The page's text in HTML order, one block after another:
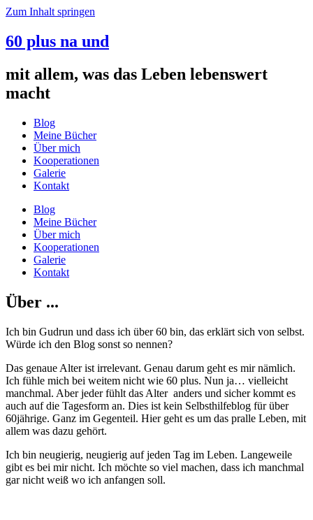
Zum Inhalt springen
60 plus na und
mit allem, was das Leben lebenswert
macht
Blog
Meine Bücher
Über mich
Kooperationen
Galerie
Kontakt
Blog
Meine Bücher
Über mich
Kooperationen
Galerie
Kontakt
Über ...
Ich bin Gudrun und dass ich über 60 bin, das erklärt sich von selbst.
Würde ich den Blog sonst so nennen?
Das genaue Alter ist irrelevant. Genau darum geht es mir nämlich.
Ich fühle mich bei weitem nicht wie 60 plus. Nun ja… vielleicht
manchmal. Aber jeder fühlt das Alter anders und sicher kommt es
auch auf die Tagesform an. Dies ist kein Selbsthilfeblog für über
60jährige. Ganz im Gegenteil. Hier geht es um das pralle Leben, mit
allem was dazu gehört.
Ich bin neugierig, neugierig auf jeden Tag im Leben. Langeweile
gibt es bei mir nicht. Ich möchte so viel machen, dass ich manchmal
gar nicht weiß wo ich anfangen soll.